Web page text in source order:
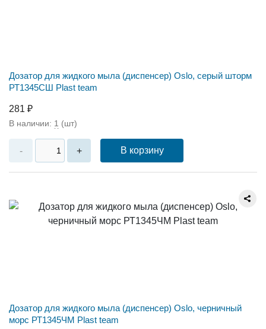
Дозатор для жидкого мыла (диспенсер) Oslo, серый шторм
РТ1345СШ Plast team
281 ₽
В наличии: 1 (шт)
- + В корзину
Дозатор для жидкого мыла (диспенсер) Oslo, черничный
морс РТ1345ЧМ Plast team